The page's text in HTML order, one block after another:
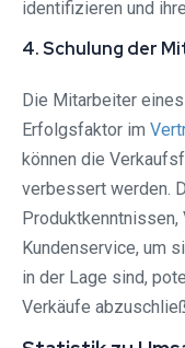
identifizieren und
4. Schulung der
Die Mitarbeiter
Erfolgsfaktor im
können die
verbessert werden.
Produktkenntnissen,
Kundenservice, um
in der Lage sind,
Verkäufe